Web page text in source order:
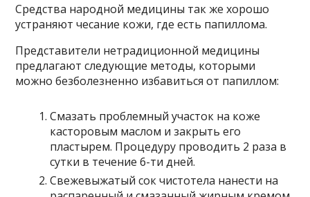
Средства народной медицины так же хорошо
устраняют чесание кожи, где есть папиллома.
Представители нетрадиционной медицины
предлагают следующие методы, которыми
можно безболезненно избавиться от папиллом:
Смазать проблемный участок на коже
касторовым маслом и закрыть его
пластырем. Процедуру проводить 2 раза в
сутки в течение 6-ти дней.
Свежевыжатый сок чистотела нанести на